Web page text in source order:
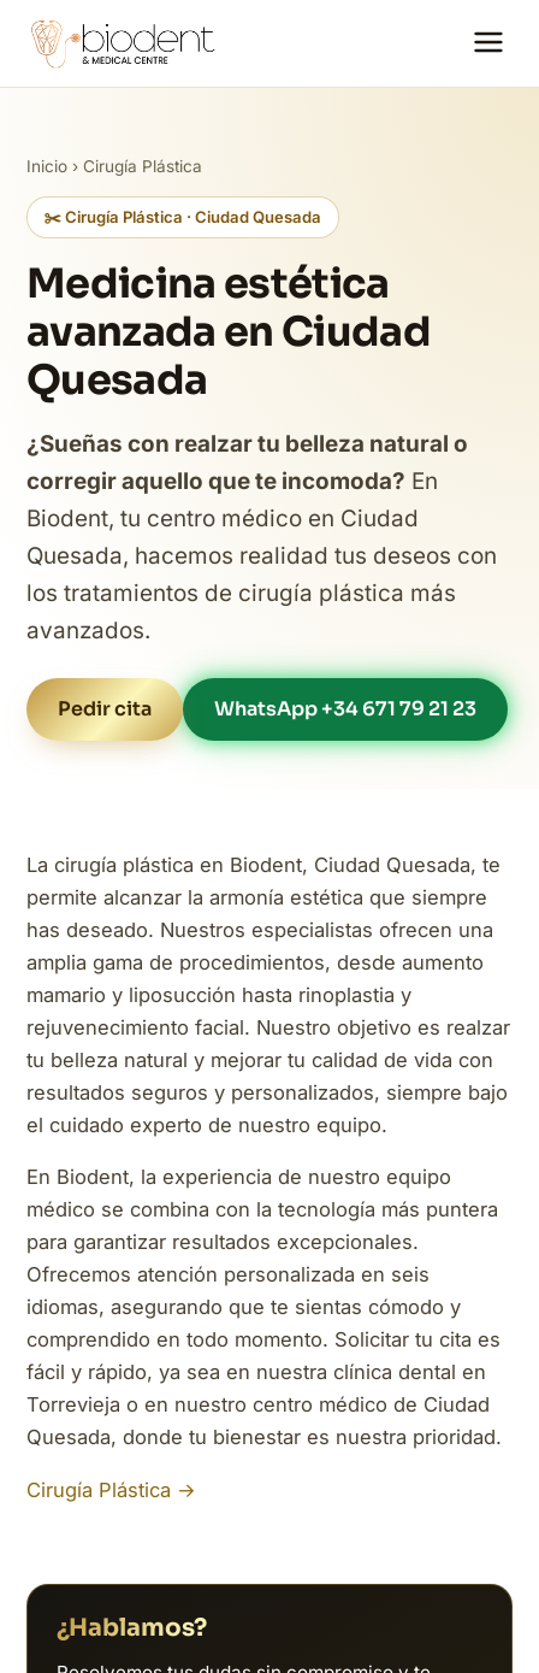
Inicio › Cirugía Plástica
✂️ Cirugía Plástica · Ciudad Quesada
Medicina estética
avanzada en Ciudad
Quesada
¿Sueñas con realzar tu belleza natural o
corregir aquello que te incomoda? En
Biodent, tu centro médico en Ciudad
Quesada, hacemos realidad tus deseos con
los tratamientos de cirugía plástica más
avanzados.
Pedir cita WhatsApp +34 671 79 21 23
La cirugía plástica en Biodent, Ciudad Quesada, te
permite alcanzar la armonía estética que siempre
has deseado. Nuestros especialistas ofrecen una
amplia gama de procedimientos, desde aumento
mamario y liposucción hasta rinoplastia y
rejuvenecimiento facial. Nuestro objetivo es realzar
tu belleza natural y mejorar tu calidad de vida con
resultados seguros y personalizados, siempre bajo
el cuidado experto de nuestro equipo.
En Biodent, la experiencia de nuestro equipo
médico se combina con la tecnología más puntera
para garantizar resultados excepcionales.
Ofrecemos atención personalizada en seis
idiomas, asegurando que te sientas cómodo y
comprendido en todo momento. Solicitar tu cita es
fácil y rápido, ya sea en nuestra clínica dental en
Torrevieja o en nuestro centro médico de Ciudad
Quesada, donde tu bienestar es nuestra prioridad.
Cirugía Plástica →
¿Hablamos?